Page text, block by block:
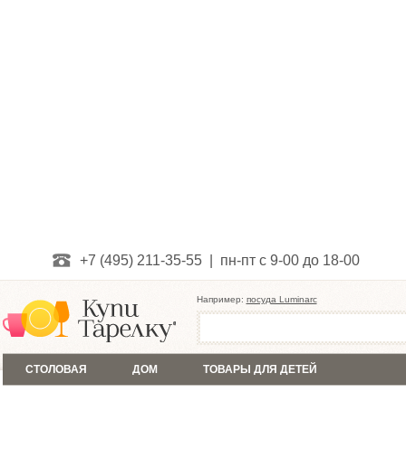
+7 (495) 211-35-55 | пн-пт с 9-00 до 18-00
Например: посуда Luminarc
СТОЛОВАЯ ДОМ ТОВАРЫ ДЛЯ ДЕТЕЙ